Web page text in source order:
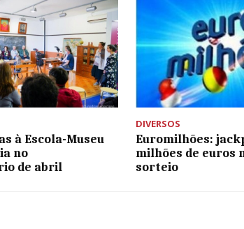
à Escola-Museu
no
de abril
DIVERSOS
Euromilhões:
milhões de euros
sorteio